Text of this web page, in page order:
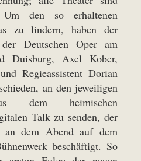
Um den so erhaltenen
zu lindern, haben der
der Deutschen Oper am
Duisburg, Axel Kober,
Regieassistent Dorian
an den jeweiligen
dem heimischen
Talk zu senden, der
dem Abend auf dem
beschäftigt. So